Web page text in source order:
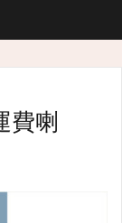
費喇